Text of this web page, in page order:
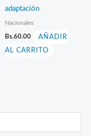
adaptación
Nacionales
Bs.60.00
AÑADIR
AL CARRITO